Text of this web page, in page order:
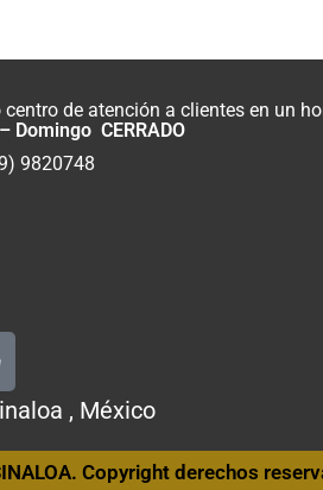
de atención a clientes en un
– Domingo CERRADO
9820748
, México
Copyright derechos